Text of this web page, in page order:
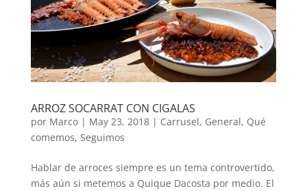
ARROZ SOCARRAT CON CIGALAS
por Marco| May 23, 2018| Carrusel, General, Qué
comemos, Seguimos
Hablar de arroces siempre es un tema controvertido,
más aún si metemos a Quique Dacosta por medio. El